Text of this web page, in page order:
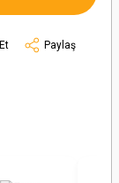
Paylaş